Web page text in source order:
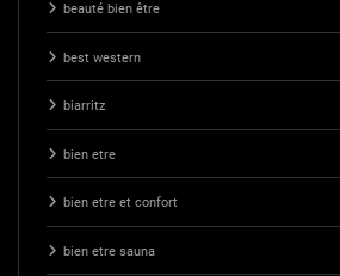
beauté bien être
best western
biarritz
bien etre
bien etre et confort
bien etre sauna